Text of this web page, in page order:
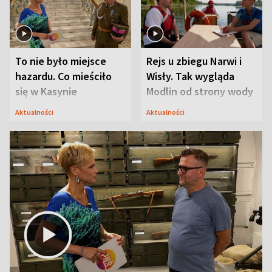
To nie było miejsce
hazardu. Co mieściło
się w Kasynie
Oficerskim?
Aktualności
Rejs u zbiegu Narwi i
Wisły. Tak wygląda
Modlin od strony wody
Aktualności